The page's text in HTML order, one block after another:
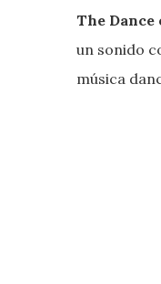
The
un sonido
música